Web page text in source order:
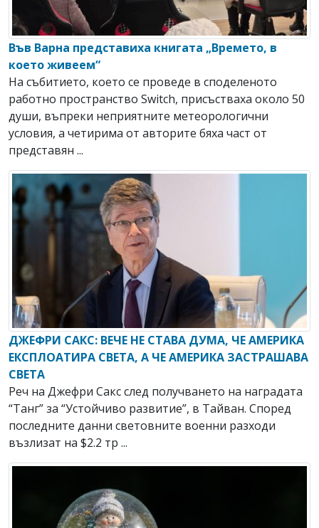
Във Варна представиха книгата „Времето, в
което живеем“
На събитието, което се проведе в споделеното
работно пространство Switch, присъстваха около 50
души, въпреки неприятните метеорологични
условия, а четирима от авторите бяха част от
представян ...
ДЖЕФРИ САКС: ВЕЧЕ НЕ СТАВА ДУМА, ЧЕ АМЕРИКА
ЕКСПЛОАТИРА СВЕТА, А ЧЕ АМЕРИКА ЗАСТРАШАВА
СВЕТА
Реч на Джефри Сакс след получването на наградата
“Танг” за “Устойчиво развитие”, в Тайван. Според
последните данни световните военни разходи
възлизат на $2.2 тр ...